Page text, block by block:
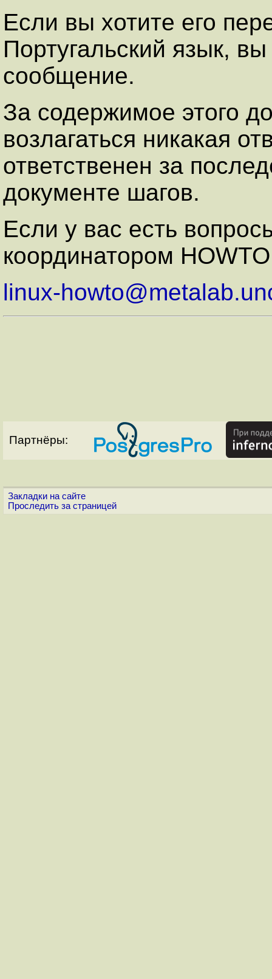
Если вы хотите его
Португальский язык,
сообщение.
За содержимое этого
возлагаться никакая
ответственен за
документе шагов.
Если у вас есть
координатором
linux-
Партнёры:
Закладки на сайте
Проследить за страницей